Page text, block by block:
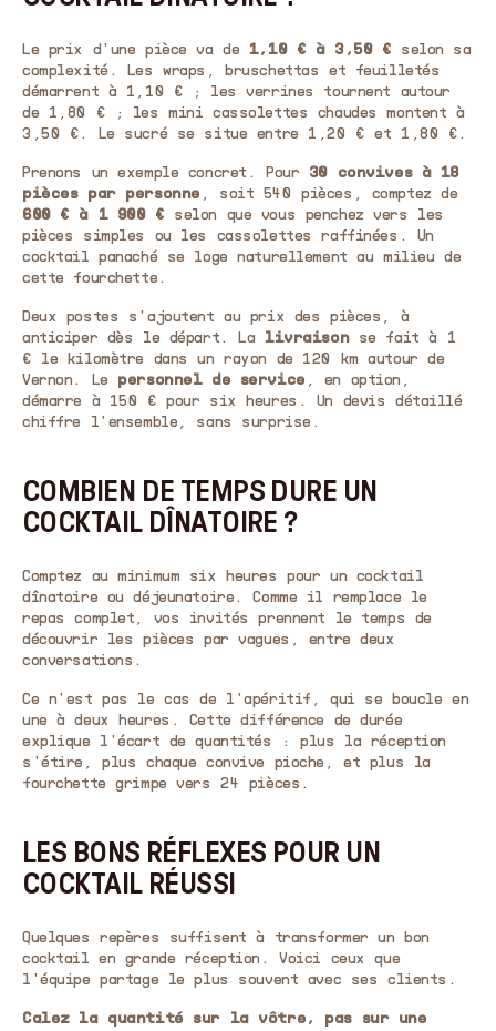
Le prix d'une pièce va de 1,10 € à 3,50 € selon sa
complexité. Les wraps, bruschettas et feuilletés
démarrent à 1,10 € ; les verrines tournent autour
de 1,80 € ; les mini cassolettes chaudes montent à
3,50 €. Le sucré se situe entre 1,20 € et 1,80 €.
Prenons un exemple concret. Pour 30 convives à 18
pièces par personne , soit 540 pièces, comptez de
600 € à 1 900 € selon que vous penchez vers les
pièces simples ou les cassolettes raffinées. Un
cocktail panaché se loge naturellement au milieu de
cette fourchette.
Deux postes s'ajoutent au prix des pièces, à
anticiper dès le départ. La livraisonse fait à 1
€ le kilomètre dans un rayon de 120 km autour de
Vernon. Le personnel de service , en option,
démarre à 150 € pour six heures. Un devis détaillé
chiffre l'ensemble, sans surprise.
COMBIEN DE TEMPS DURE UN
COCKTAIL DÎNATOIRE ?
Comptez au minimum six heures pour un cocktail
dînatoire ou déjeunatoire. Comme il remplace le
repas complet, vos invités prennent le temps de
découvrir les pièces par vagues, entre deux
conversations.
Ce n'est pas le cas de l'apéritif, qui se boucle en
une à deux heures. Cette différence de durée
explique l'écart de quantités : plus la réception
s'étire, plus chaque convive pioche, et plus la
fourchette grimpe vers 24 pièces.
LES BONS RÉFLEXES POUR UN
COCKTAIL RÉUSSI
Quelques repères suffisent à transformer un bon
cocktail en grande réception. Voici ceux que
l'équipe partage le plus souvent avec ses clients.
Calez la quantité sur la vôtre, pas sur une